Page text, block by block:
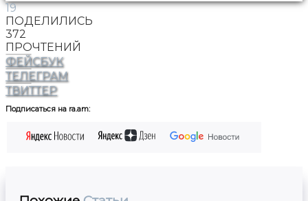
19
ПОДЕЛИЛИСЬ
372
ПРОЧТЕНИЙ
ФЕЙСБУК
ТЕЛЕГРАМ
ТВИТТЕР
Подписаться на ra.am: